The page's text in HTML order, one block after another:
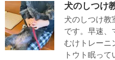
犬のしつけ
犬のしつけ教
です。早速、
むけトレーニ
トウト眠っ